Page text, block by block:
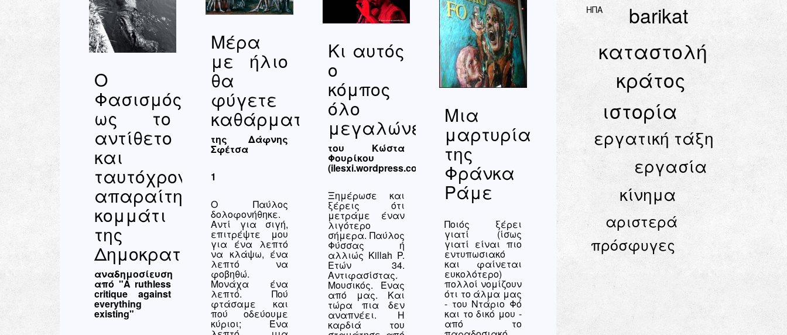
Ο
Φασισμός
ως το
αντίθετο
και
ταυτόχρονα
απαραίτητο
κομμάτι
της
Δημοκρατίας
αναδημοσίευση
από "A ruthless
critique against
everything
existing"
Μέρα
με ήλιο
θα
φύγετε
καθάρματα
της Δάφνης
Σφέτσα
1
Ο Παύλος
δολοφονήθηκε.
Αντί για σιγή,
επιτρέψτε μου
για ένα λεπτό
να κλάψω, ένα
λεπτό να
φοβηθώ.
Μονάχα ένα
λεπτό. Πού
φτάσαμε και
πού οδεύουμε
κύριοι; Ένα
Κι αυτός
ο
κόμπος
όλο
μεγαλώνει…
του Κώστα
Φουρίκου
(ilesxi.wordpress.com)
Ξημέρωσε και
ξέρεις ότι
μετράμε έναν
λιγότερο
σήμερα. Παύλος
Φύσσας ή
αλλιώς Killah P.
Ετών 34.
Αντιφασίστας.
Μουσικός. Ένας
από μας. Και
τώρα πια δεν
αναπνέει. Η
καρδιά του
Μια
μαρτυρία
της
Φράνκα
Ράμε
Ποιός ξέρει
γιατί (ίσως
γιατί είναι πιο
εντυπωσιακό
και φαίνεται
ευκολότερο)
πολλοί νομίζουν
ότι το άλμα μας
- του Ντάριο Φό
και το δικό μου -
από το
κράτος
καταστολή
ιστορία
barikat
εργατική τάξη
εργασία
κίνημα
αριστερά
πρόσφυγες
ΗΠΑ